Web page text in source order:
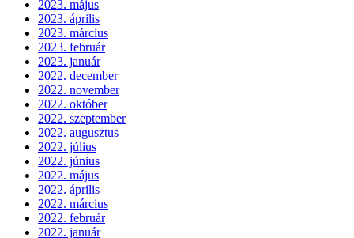
2023. május
2023. április
2023. március
2023. február
2023. január
2022. december
2022. november
2022. október
2022. szeptember
2022. augusztus
2022. július
2022. június
2022. május
2022. április
2022. március
2022. február
2022. január